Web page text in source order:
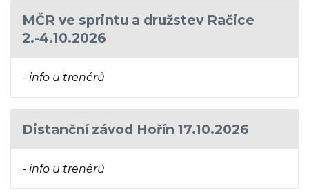
MČR ve sprintu a družstev Račice
2.-4.10.2026
- info u trenérů
Distanční závod Hořín 17.10.2026
- info u trenérů